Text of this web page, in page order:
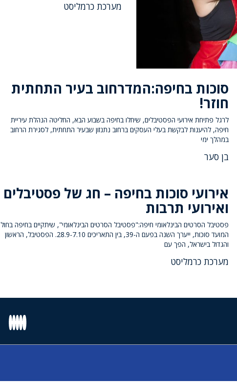
מערכת כרמליסט
סוכות בחיפה:המדרחוב בעיר התחתית
חוזר!
לרגל פתיחת אירועי הפסטיבלים, שיחלו בחיפה בשבוע הבא, החליטה הנהלת עיריית
חיפה, להיענות לבקשת בעלי העסקים ברחוב נתנזון שבעיר התחתית, לסגירת הרחוב
במהלך ימי
בן סער
אירועי סוכות בחיפה – חג של פסטיבלים
ואירועי תרבות
פסטיבל הסרטים הבינלאומי חיפה:"פסטיבל הסרטים הבינלאומי", שיתקיים בחיפה בחול
המועד סוכות, ייערך השנה בפעם ה-39, בין התאריכים 28.9-7.10. הפסטיבל, הראשון
והגדול בישראל, הפך עם
מערכת כרמליסט